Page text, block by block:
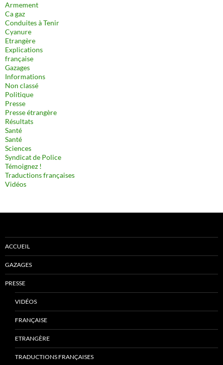
Armement
Ca gaz
Conduites à Tenir
Cyanure
Etrangère
Explications
française
Gazages
Informations
Non classé
Politique
Presse
Presse étrangère
Résultats
Santé
Santé
Sciences
Syndicat de Police
Témoignez !
Traductions françaises
Vidéos
ACCUEIL
GAZAGES
PRESSE
VIDÉOS
FRANÇAISE
ETRANGÈRE
TRADUCTIONS FRANÇAISES